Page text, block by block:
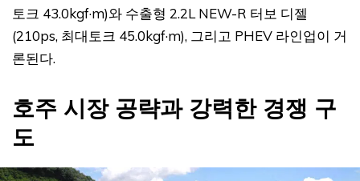
토크 43.0kgf·m)와 수출형 2.2L NEW-R 터보 디젤
(210ps, 최대토크 45.0kgf·m), 그리고 PHEV 라인업이 거
론된다.
호주 시장 공략과 강력한 경쟁 구
도